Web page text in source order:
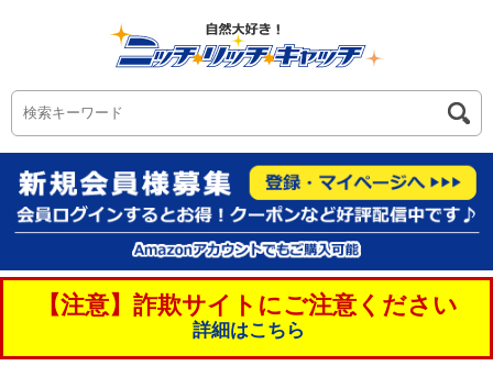
【注意】詐欺サイトにご注意ください
詳細はこちら